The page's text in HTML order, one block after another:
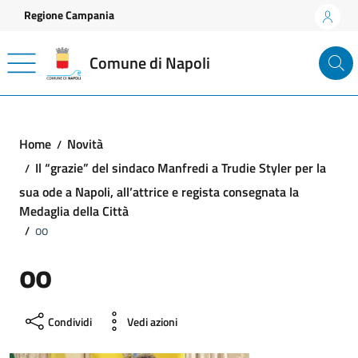
Vai ai contenuti
Vai al footer
Regione Campania
Comune di Napoli
Home
Novità
Il “grazie” del sindaco Manfredi a Trudie Styler per la
sua ode a Napoli, all’attrice e regista consegnata la
Medaglia della Città
oo
oo
Condividi Vedi azioni